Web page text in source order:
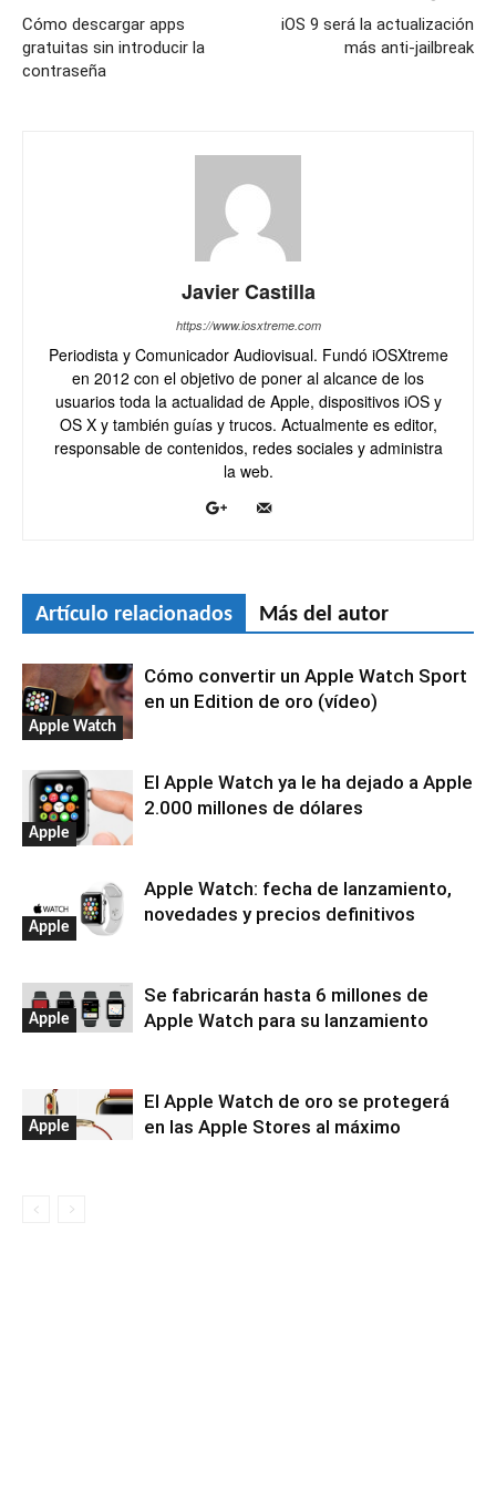
Cómo descargar apps
gratuitas sin introducir la
contraseña
iOS 9 será la actualización
más anti-jailbreak
Javier Castilla
https://www.iosxtreme.com
Periodista y Comunicador Audiovisual. Fundó iOSXtreme
en 2012 con el objetivo de poner al alcance de los
usuarios toda la actualidad de Apple, dispositivos iOS y
OS X y también guías y trucos. Actualmente es editor,
responsable de contenidos, redes sociales y administra
la web.
Artículo relacionados Más del autor
Apple Watch
Cómo convertir un Apple Watch Sport
en un Edition de oro (vídeo)
Apple
El Apple Watch ya le ha dejado a Apple
2.000 millones de dólares
Apple
Apple Watch: fecha de lanzamiento,
novedades y precios definitivos
Apple
Se fabricarán hasta 6 millones de
Apple Watch para su lanzamiento
Apple
El Apple Watch de oro se protegerá
en las Apple Stores al máximo